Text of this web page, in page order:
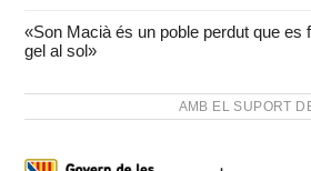
«Son Macià és un poble perdut que es
gel al sol»
AMB EL SUPORT